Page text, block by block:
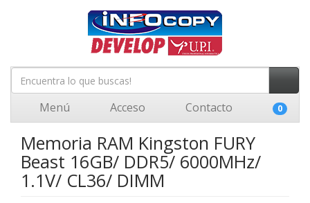
Menú Acceso Contacto 0
Memoria RAM Kingston FURY
Beast 16GB/ DDR5/ 6000MHz/
1.1V/ CL36/ DIMM